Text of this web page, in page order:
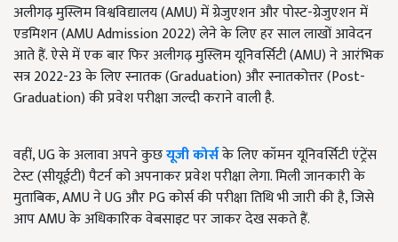
अलीगढ़ मुस्लिम विश्वविद्यालय (AMU) में ग्रेजुएशन और पोस्ट-ग्रेजुएशन में
एडमिशन (AMU Admission 2022) लेने के लिए हर साल लाखों आवेदन
आते हैं. ऐसे में एक बार फिर अलीगढ़ मुस्लिम यूनिवर्सिटी (AMU) ने आरंभिक
सत्र 2022-23 के लिए स्नातक (Graduation) और स्नातकोत्तर (Post-
Graduation) की प्रवेश परीक्षा जल्दी कराने वाली है.
वहीं, UG के अलावा अपने कुछयूजी कोर्सके लिए कॉमन यूनिवर्सिटी एंट्रेंस
टेस्ट (सीयूईटी) पैटर्न को अपनाकर प्रवेश परीक्षा लेगा. मिली जानकारी के
मुताबिक, AMU ने UG और PG कोर्स की परीक्षा तिथि भी जारी की है, जिसे
आप AMU के अधिकारिक वेबसाइट पर जाकर देख सकते हैं.